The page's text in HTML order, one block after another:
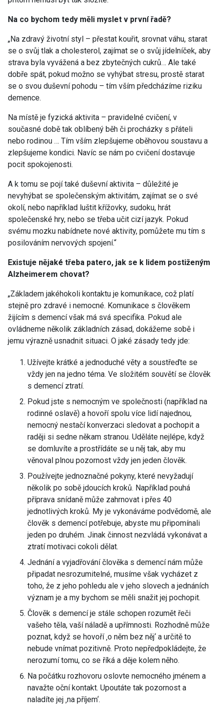
Na co bychom tedy měli myslet v první řadě?
„Na zdravý životní styl – přestat kouřit, srovnat váhu, starat
se o svůj tlak a cholesterol, zajímat se o svůj jídelníček, aby
strava byla vyvážená a bez zbytečných cukrů… Ale také
dobře spát, pokud možno se vyhýbat stresu, prostě starat
se o svou duševní pohodu – tím vším předcházíme riziku
demence.
Na místě je fyzická aktivita – pravidelné cvičení, v
současné době tak oblíbený běh či procházky s přáteli
nebo rodinou … Tím vším zlepšujeme oběhovou soustavu a
zlepšujeme kondici. Navíc se nám po cvičení dostavuje
pocit spokojenosti.
A k tomu se pojí také duševní aktivita – důležité je
nevyhýbat se společenským aktivitám, zajímat se o své
okolí, nebo například luštit křížovky, sudoku, hrát
společenské hry, nebo se třeba učit cizí jazyk. Pokud
svému mozku nabídnete nové aktivity, pomůžete mu tím s
posilováním nervových spojení.“
Existuje nějaké třeba patero, jak se k lidem postiženým
Alzheimerem chovat?
„Základem jakéhokoli kontaktu je komunikace, což platí
stejně pro zdravé i nemocné. Komunikace s člověkem
žijícím s demencí však má svá specifika. Pokud ale
ovládneme několik základních zásad, dokážeme sobě i
jemu výrazně usnadnit situaci. O jaké zásady tedy jde:
Užívejte krátké a jednoduché věty a soustřeďte se
vždy jen na jedno téma. Ve složitém souvětí se člověk
s demencí ztratí.
Pokud jste s nemocným ve společnosti (například na
rodinné oslavě) a hovoří spolu více lidí najednou,
nemocný nestačí konverzaci sledovat a pochopit a
raději si sedne někam stranou. Uděláte nejlépe, když
se domluvíte a prostřídáte se u něj tak, aby mu
věnoval plnou pozornost vždy jen jeden člověk.
Používejte jednoznačné pokyny, které nevyžadují
několik po sobě jdoucích kroků. Například pouhá
příprava snídaně může zahrnovat i přes 40
jednotlivých kroků. My je vykonáváme podvědomě, ale
člověk s demencí potřebuje, abyste mu připomínali
jeden po druhém. Jinak činnost nezvládá vykonávat a
ztratí motivaci cokoli dělat.
Jednání a vyjadřování člověka s demencí nám může
připadat nesrozumitelné, musíme však vycházet z
toho, že z jeho pohledu ale v jeho slovech a jednáních
význam je a my bychom se měli snažit jej pochopit.
Člověk s demencí je stále schopen rozumět řeči
vašeho těla, vaší náladě a upřímnosti. Rozhodně může
poznat, když se hovoří ‚o něm bez něj‘ a určitě to
nebude vnímat pozitivně. Proto nepředpokládejte, že
nerozumí tomu, co se říká a děje kolem něho.
Na počátku rozhovoru oslovte nemocného jménem a
navažte oční kontakt. Upoutáte tak pozornost a
naladíte jej ‚na příjem‘.